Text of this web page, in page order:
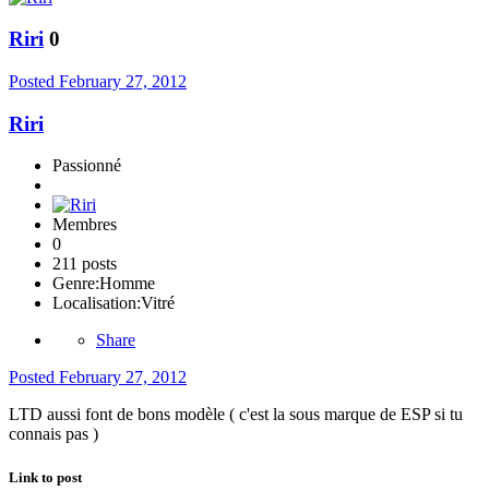
Riri 0
Posted February 27, 2012
Riri
Passionné
Membres
0
211 posts
Genre:Homme
Localisation:Vitré
Share
Posted February 27, 2012
LTD aussi font de bons modèle ( c'est la sous marque de ESP si tu
connais pas )
Link to post